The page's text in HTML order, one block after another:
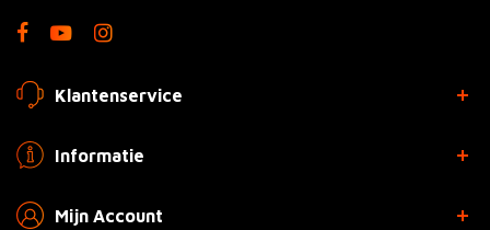
Klantenservice
Informatie
Mijn Account